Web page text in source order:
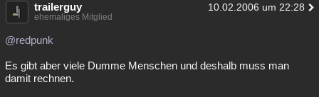
trailerguy 10.02.2006 um 22:28
ehemaliges Mitglied
@redpunk
Es gibt aber viele Dumme Menschen und deshalb muss man
damit rechnen.